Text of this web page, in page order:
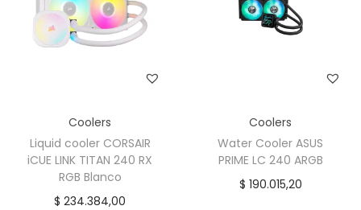
Coolers
Liquid cooler CORSAIR
iCUE LINK TITAN 240 RX
RGB Blanco
$ 234.384,00
Coolers
Water Cooler ASUS
PRIME LC 240 ARGB
$ 190.015,20